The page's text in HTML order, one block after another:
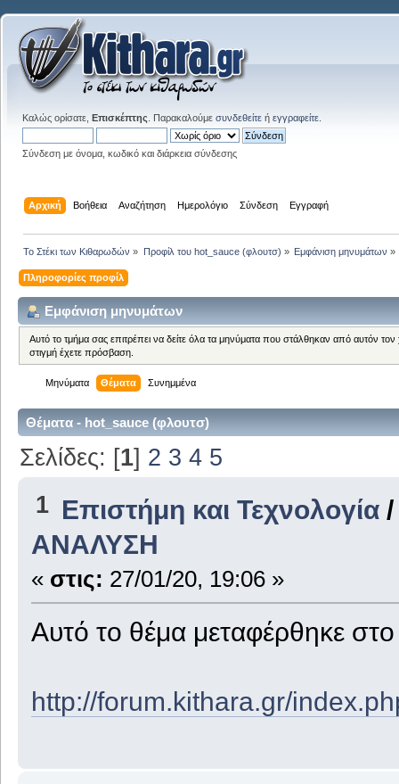
Καλώς ορίσατε, Επισκέπτης . Παρακαλούμε συνδεθείτε ή εγγραφείτε
Σύνδεση με όνομα, κωδικό και διάρκεια σύνδεσης
Αρχική Βοήθεια Αναζήτηση Ημερολόγιο Σύνδεση Εγγραφή
Το Στέκι των Κιθαρωδών » Προφίλ του hot_sauce (φλουτσ) » Εμφάνιση μηνυμάτων »
Πληροφορίες προφίλ
Εμφάνιση μηνυμάτων
Αυτό το τμήμα σας επιτρέπει να δείτε όλα τα μηνύματα που στάλθηκαν από αυτόν
στιγμή έχετε πρόσβαση.
Μηνύματα Θέματα Συνημμένα
Θέματα - hot_sauce (φλουτσ)
Σελίδες: [1] 2 3 4 5
1 Επιστήμη και Τεχνολογία
ΑΝΑΛΥΣΗ
« στις: 27/01/20, 19:06 »
Αυτό το θέμα μεταφέρθηκε
http://forum.kithara.gr/